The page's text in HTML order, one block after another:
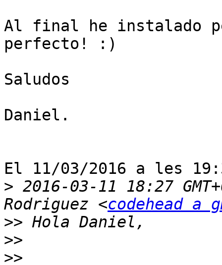
Al final he instalado
perfecto! :)
Saludos
Daniel.
El 11/03/2016 a les
> 2016-03-11 18:27
Rodriguez <codehead a
>>
>>
>>